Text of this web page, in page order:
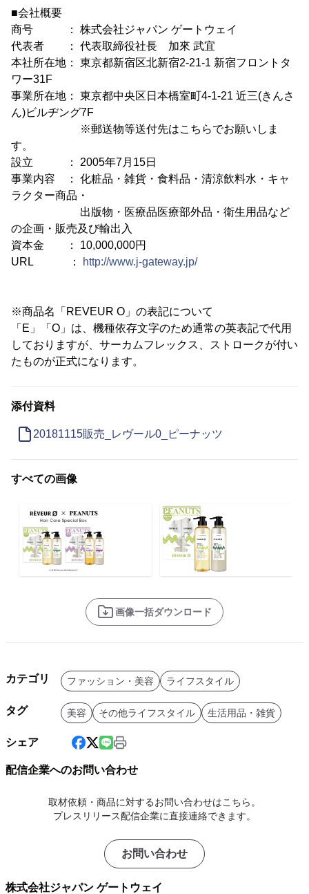
■会社概要
商号 ： 株式会社ジャパン ゲートウェイ
代表者 ： 代表取締役社長 加來 武宜
本社所在地： 東京都新宿区北新宿2-21-1 新宿フロントタ
ワー31F
事業所在地： 東京都中央区日本橋室町4-1-21 近三(きんさ
ん)ビルヂング7F
※郵送物等送付先はこちらでお願いしま
す。
設立 ： 2005年7月15日
事業内容 ： 化粧品・雑貨・食料品・清涼飲料水・キャ
ラクター商品・
出版物・医療品医療部外品・衛生用品など
の企画・販売及び輸出入
資本金 ： 10,000,000円
URL ：
http://www.j-gateway.jp/
※商品名「REVEUR O」の表記について
「E」「O」は、機種依存文字のため通常の英表記で代用
しておりますが、サーカムフレックス、ストロークが付い
たものが正式になります。
添付資料
20181115販売_レヴール0_ピーナッツ
すべての画像
画像一括ダウンロード
カテゴリ ファッション・美容 ライフスタイル
タグ 美容 その他ライフスタイル 生活用品・雑貨
シェア
配信企業へのお問い合わせ
取材依頼・商品に対するお問い合わせはこちら。
プレスリリース配信企業に直接連絡できます。
お問い合わせ
株式会社ジャパン ゲートウェイ